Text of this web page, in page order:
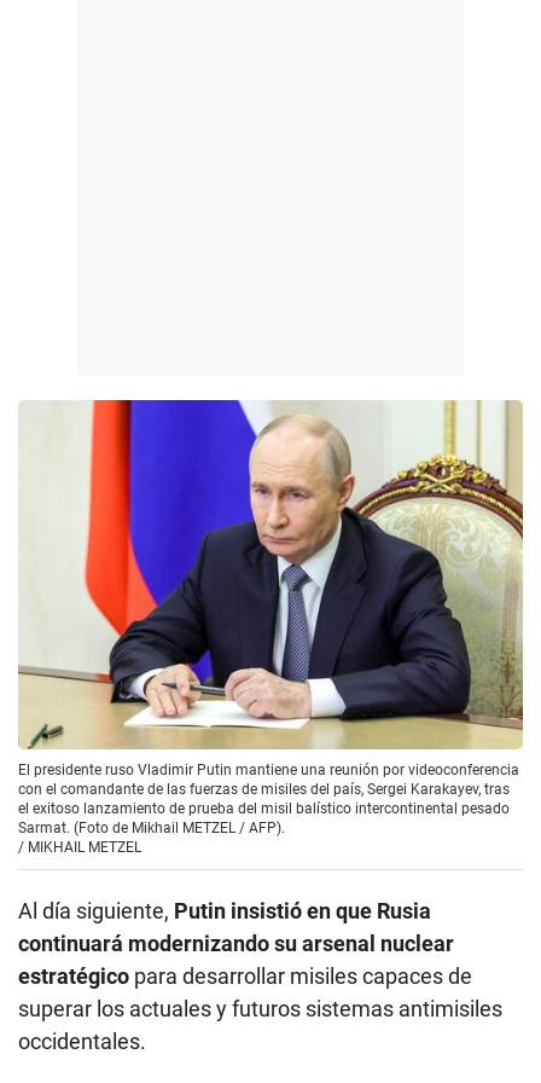
El presidente ruso Vladimir Putin mantiene una reunión por videoconferencia
con el comandante de las fuerzas de misiles del país, Sergei Karakayev, tras
el exitoso lanzamiento de prueba del misil balístico intercontinental pesado
Sarmat. (Foto de Mikhail METZEL / AFP).
/ MIKHAIL METZEL
Al día siguiente, Putin insistió en que Rusia
continuará modernizando su arsenal nuclear
estratégico para desarrollar misiles capaces de
superar los actuales y futuros sistemas antimisiles
occidentales.